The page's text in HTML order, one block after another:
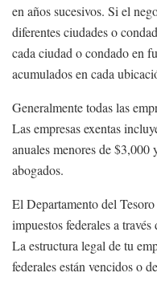
en años sucesivos. Si el
diferentes ciudades o
cada ciudad o condado en
acumulados en cada
Generalmente todas las
Las empresas exentas
anuales menores de
abogados.
El Departamento del
impuestos federales a
La estructura legal de tu
federales están vencidos o